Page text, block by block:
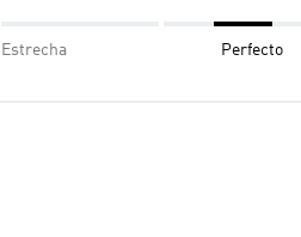
Estrecha Perfecto